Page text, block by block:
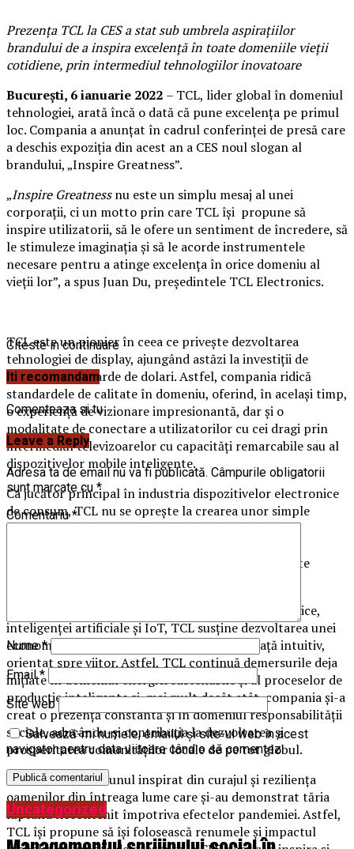
Prezența TCL la CES a stat sub umbrela aspirațiilor
brandului de a inspira excelență în toate domeniile vieții
cotidiene, prin intermediul tehnologiilor inovatoare
București, 6 ianuarie 2022 – TCL, lider global în domeniul
tehnologiei, arată încă o dată că pune excelența pe primul
loc. Compania a anunțat în cadrul conferinței de presă care
a deschis expoziția din acest an a CES noul slogan al
brandului, „Inspire Greatness”.
„Inspire Greatnessnu este un simplu mesaj al unei
corporații, ci un motto prin care TCL își propune să
inspire utilizatorii, să le ofere un sentiment de încredere, să
le stimuleze imaginația și să le acorde instrumentele
necesare pentru a atinge excelența în orice domeniu al
vieții lor”, a spus Juan Du, președintele TCL Electronics.
TCL este un pionier în ceea ce privește dezvoltarea
tehnologiei de display, ajungând astăzi la investiții de
aproape 31 miliarde de dolari. Astfel, compania ridică
standardele de calitate în domeniu, oferind, în același timp,
o experiență de vizionare impresionantă, dar și o
modalitate de conectare a utilizatorilor cu cei dragi prin
intermediul televizoarelor cu capacități remarcabile sau al
dispozitivelor mobile inteligente.
Ca jucător principal în industria dispozitivelor electronice
de consum, TCL nu se oprește la crearea unor simple
produse, ci își dorește să aducă în prim-plan valori
utilizatorii să își îndeplinească chiar și cele mai înalte
Prin eforturile continue dedicate energiei fotovoltaice,
inteligenței artificiale și IoT, TCL susține dezvoltarea unei
economii verzi, mai curate, și a unui stil de viață intuitiv,
orientat spre viitor. Astfel, TCL continuă demersurile deja
inițiate în domeniul energiei sustenabile și al proceselor de
producție inteligente și, mai mult decât atât, compania și-a
creat o prezență constantă și în domeniul responsabilității
sociale, aducându-și contribuția la dezvoltarea și
prosperitatea comunităților locale de pe tot globul.
Brandul TCL este unul inspirat din curajul și reziliența
oamenilor din întreaga lume care și-au demonstrat tăria
luptând necontenit împotriva efectelor pandemiei. Astfel,
TCL își propune să își folosească renumele și impactul
Citeste in continuare
Iti recomandam
Comenteaza si tu
Leave a Reply
Adresa ta de email nu va fi publicată. Câmpurile obligatorii
sunt marcate cu *
Comentariu*
Nume*
Email*
Site web
Salvează-mi numele, emailul și site-ul web în acest
navigator pentru data viitoare când o să comentez.
Uncategorized